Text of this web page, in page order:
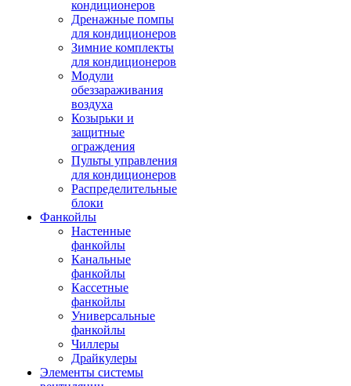
кондиционеров
Дренажные помпы
для кондиционеров
Зимние комплекты
для кондиционеров
Модули
обеззараживания
воздуха
Козырьки и
защитные
ограждения
Пульты управления
для кондиционеров
Распределительные
блоки
Фанкойлы
Настенные
фанкойлы
Канальные
фанкойлы
Кассетные
фанкойлы
Универсальные
фанкойлы
Чиллеры
Драйкулеры
Элементы системы